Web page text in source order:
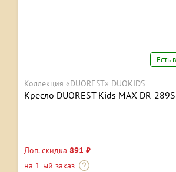
Есть
Коллекция «DUOREST» DUOKIDS
Кресло DUOREST Kids MAX DR-
Доп. скидка 891 ₽
на 1-ый заказ